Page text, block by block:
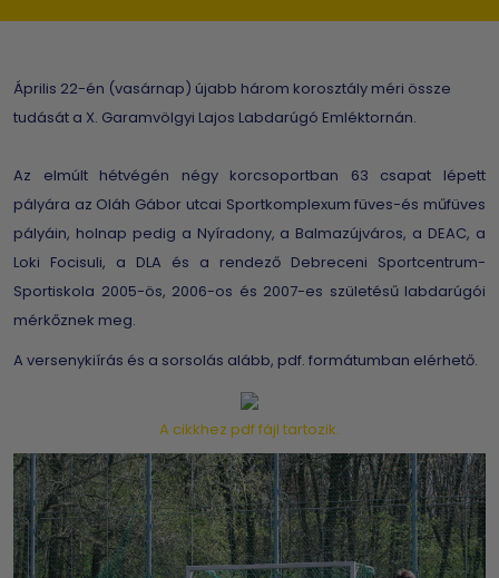
Április 22-én (vasárnap) újabb három korosztály méri össze
tudását a X. Garamvölgyi Lajos Labdarúgó Emléktornán.
Az elmúlt hétvégén négy korcsoportban 63 csapat lépett
pályára az Oláh Gábor utcai Sportkomplexum füves-és műfüves
pályáin, holnap pedig a Nyíradony, a Balmazújváros, a DEAC, a
Loki Focisuli, a DLA és a rendező Debreceni Sportcentrum-
Sportiskola 2005-ös, 2006-os és 2007-es születésű labdarúgói
mérkőznek meg.
A versenykiírás és a sorsolás alább, pdf. formátumban elérhető.
A cikkhez pdf fájl tartozik.